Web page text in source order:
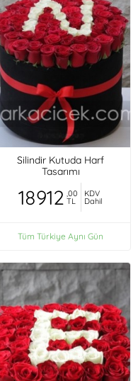
Silindir Kutuda Harf
Tasarımı
18912 ,00
TL
KDV
Dahil
Tüm Türkiye Aynı Gün